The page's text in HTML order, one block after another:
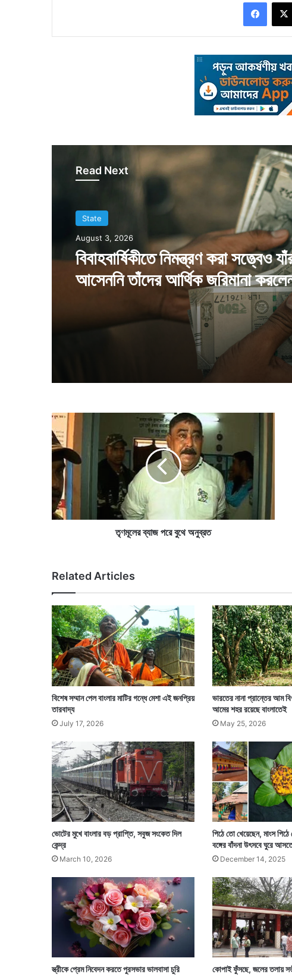
Read Next
State
August 3, 2026
বিবাহবার্ষিকীতে নিমন্ত্রণ করা সত্ত্বেও
আসেননি তাঁদের আর্থিক জরিমানা
তৃ
ণ
মূ
ব্যা
প
রে
ব্র
ত
তৃণমূলের ব্যাজ পরে বুথে অনুব্রত
Related Articles
বিশেষ সম্মান পেল বাংলার মাটির গন্ধে মেশা এই জনপ্রিয়
তারবাদ্য
July 17, 2026
ভারতের নানা প্রান্তের আম
আমের শহর রয়েছে বাংলাতেই
May 25, 2026
ভোটের মুখে বাংলার বড় প্রাপ্তি, সবুজ সংকেত দিল
কেন্দ্র
March 10, 2026
পিঠে তো খেয়েছেন, মাংস
বঙ্গের বাঁদনা উৎসবে ঘুরে
December 14, 2025
স্ত্রীকে প্রেম নিবেদন করতে পুরসভার ভালবাসা চুরি
কোপাই ফুঁসছে, জলের তলায়